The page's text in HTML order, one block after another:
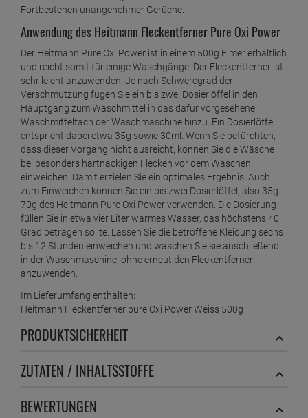
Fortbestehen unangenehmer Gerüche.
Anwendung des Heitmann Fleckentferner Pure Oxi Power
Der Heitmann Pure Oxi Power ist in einem 500g Eimer erhältlich
und reicht somit für einige Waschgänge. Der Fleckentferner ist
sehr leicht anzuwenden. Je nach Schweregrad der
Verschmutzung fügen Sie ein bis zwei Dosierlöffel in den
Hauptgang zum Waschmittel in das dafür vorgesehene
Waschmittelfach der Waschmaschine hinzu. Ein Dosierlöffel
entspricht dabei etwa 35g sowie 30ml. Wenn Sie befürchten,
dass dieser Vorgang nicht ausreicht, können Sie die Wäsche
bei besonders hartnäckigen Flecken vor dem Waschen
einweichen. Damit erzielen Sie ein optimales Ergebnis. Auch
zum Einweichen können Sie ein bis zwei Dosierlöffel, also 35g-
70g des Heitmann Pure Oxi Power verwenden. Die Dosierung
füllen Sie in etwa vier Liter warmes Wasser, das höchstens 40
Grad betragen sollte. Lassen Sie die betroffene Kleidung sechs
bis 12 Stunden einweichen und waschen Sie sie anschließend
in der Waschmaschine, ohne erneut den Fleckentferner
anzuwenden.
Im Lieferumfang enthalten:
Heitmann Fleckentferner pure Oxi Power Weiss 500g
PRODUKTSICHERHEIT
ZUTATEN / INHALTSSTOFFE
BEWERTUNGEN